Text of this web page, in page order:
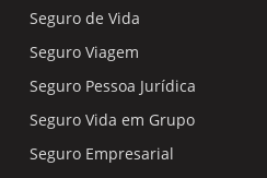
Seguro de Vida
Seguro Viagem
Seguro Pessoa Jurídica
Seguro Vida em Grupo
Seguro Empresarial